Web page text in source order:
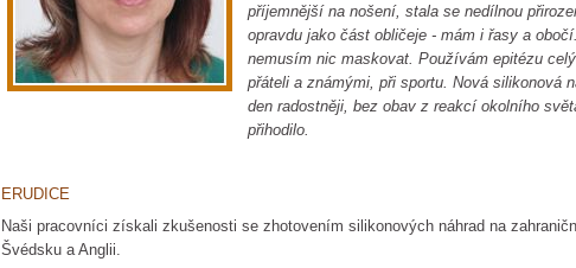
příjemnější na nošení, stala se nedílnou
opravdu jako část obličeje - mám i řasy a
nemusím nic maskovat. Používám epitézu
přáteli a známými, při sportu. Nová silikonová
den radostněji, bez obav z reakcí okolního
přihodilo.
ERUDICE
Naši pracovníci získali zkušenosti se zhotovením silikonových náhrad na
Švédsku a Anglii.